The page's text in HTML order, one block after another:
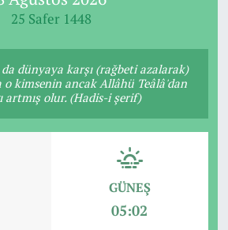
25 Safer 1448
dünyaya karşı (rağbeti azalarak)
o kimsenin ancak Allâhü Teâlâ'dan
artmış olur. (Hadis-i şerif)
GÜNEŞ
05:02